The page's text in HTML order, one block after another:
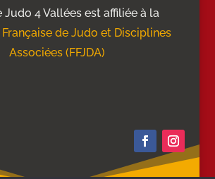
Judo 4 Vallées est affiliée à la
de Judo et Disciplines
Associées (FFJDA)